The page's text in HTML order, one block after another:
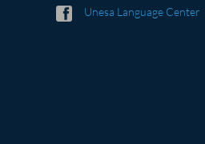
Unesa Language Center